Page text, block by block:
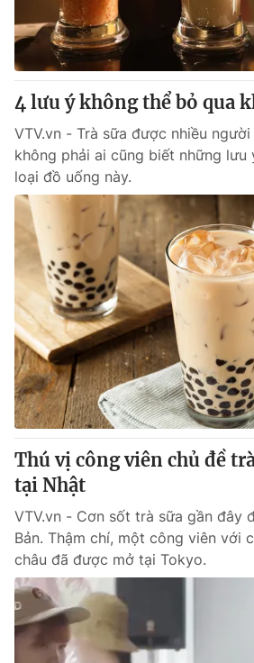
Cơ quan chủ quản:
Đài Truyền hình Việt
Cơ quan báo chí:Thời báo VTV
Giấy phép hoạt động báo in và báo điện
cấp ngày 29/12/2023
Tổng Biên tập:Vũ Thanh Thủy
Phó Tổng Biên tập: Nguyễn Thị Mỹ
Nguyễn Trọng Ninh
Tổng đài VTV: 024.38 355 931 - 024.38
Ðiện thoại Thời báo VTV:024.66 897
Email:
toasoan@vtv.vn
Liên hệ quảng cáo:
024-7300.7108
® Cấm sao chép dưới mọi hình thức nếu
thuận bằng văn bản. Ghi rõ nguồn
thông tin từ website này.
4 lưu ý không thể bỏ qua
VTV.vn - Trà sữa được nhiều
không phải ai cũng biết những
loại đồ uống này.
Thú vị công viên chủ đề
tại Nhật
VTV.vn - Cơn sốt trà sữa gần đây
Bản. Thậm chí, một công viên với
châu đã được mở tại Tokyo.